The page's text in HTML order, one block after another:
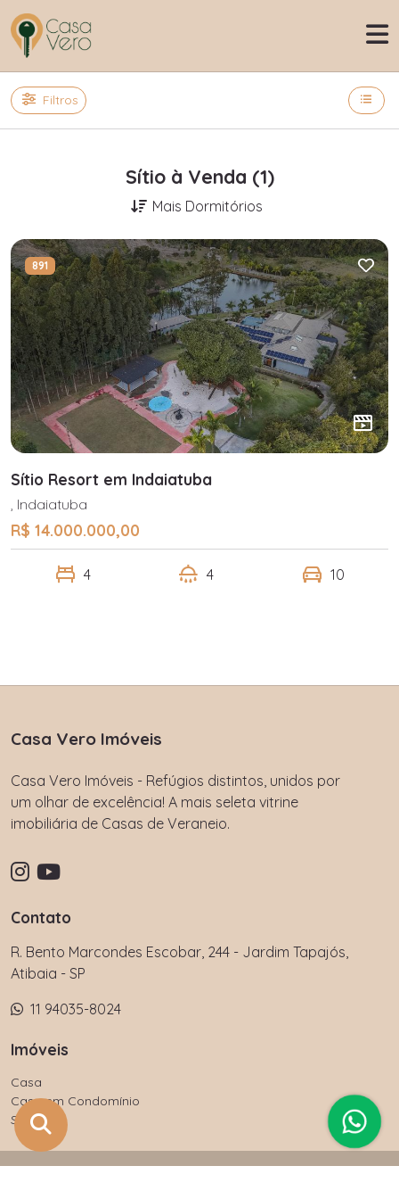
Filtros
Sítio à Venda (1)
Mais Dormitórios
891
Sítio Resort em Indaiatuba
, Indaiatuba
R$ 14.000.000,00
4 4 10
Casa Vero Imóveis
Casa Vero Imóveis - Refúgios distintos, unidos por
um olhar de excelência! A mais seleta vitrine
imobiliária de Casas de Veraneio.
Contato
R. Bento Marcondes Escobar, 244 - Jardim Tapajós,
Atibaia - SP
11 94035-8024
Imóveis
Casa
Casa em Condomínio
Sítio